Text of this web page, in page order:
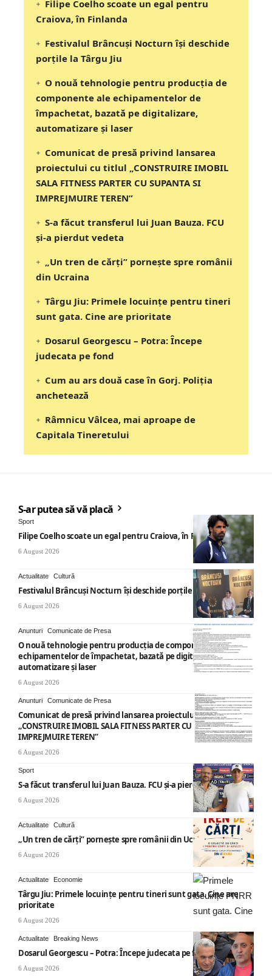
Filipe Coelho scoate un egal pentru
Craiova, în Finlanda
Festivalul Brâncuși Nocturn își deschide
porțile la Târgu Jiu
O nouă tehnologie pentru producția de
componente ale echipamentelor de
împachetat, bazată pe digitalizare,
automatizare și laser
Comunicat de presă privind lansarea
proiectului cu titlul „CONSTRUIRE IMOBIL
SALA FITNESS PARTER CU SUPANTA SI
IMPREJMUIRE TEREN”
S-a făcut transferul lui Juan Bauza. FCU
și-a pierdut vedeta
„Un tren de cărți” pornește spre românii
din Ucraina
Târgu Jiu: Primele locuințe pentru tineri
sunt gata. Cine are prioritate
Dosarul Georgescu – Potra: Începe
judecata pe fond
Cum au ars două case în Gorj. Poliția
anchetează
Râmnicu Vâlcea, mai aproape de
Capitala Tineretului
S-ar putea să vă placă
Sport
Filipe Coelho scoate un egal pentru Craiova, în Finlanda
6 August 2026
Actualitate Cultură
Festivalul Brâncuși Nocturn își deschide porțile la Târgu Jiu
6 August 2026
Anunturi Comunicate de Presa
O nouă tehnologie pentru producția de componente ale
echipamentelor de împachetat, bazată pe digitalizare,
automatizare și laser
6 August 2026
Anunturi Comunicate de Presa
Comunicat de presă privind lansarea proiectului cu titlul
„CONSTRUIRE IMOBIL SALA FITNESS PARTER CU SUPANTA SI
IMPREJMUIRE TEREN”
6 August 2026
Sport
S-a făcut transferul lui Juan Bauza. FCU și-a pierdut vedeta
6 August 2026
Actualitate Cultură
„Un tren de cărți” pornește spre românii din Ucraina
6 August 2026
Actualitate Economie
Târgu Jiu: Primele locuințe pentru tineri sunt gata. Cine are
prioritate
6 August 2026
Actualitate Breaking News
Dosarul Georgescu – Potra: Începe judecata pe fond
6 August 2026